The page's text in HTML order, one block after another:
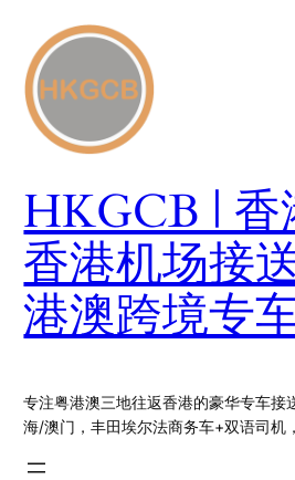
内
容
HKGCB | 香
香港机场接
港澳跨境专
专注粤港澳三地往返香港的豪华专车接
海/澳门，丰田埃尔法商务车+双语司机